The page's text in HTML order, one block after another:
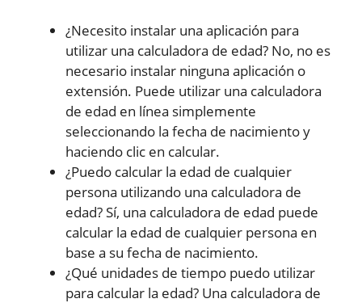
¿Necesito instalar una aplicación para
utilizar una calculadora de edad? No, no es
necesario instalar ninguna aplicación o
extensión. Puede utilizar una calculadora
de edad en línea simplemente
seleccionando la fecha de nacimiento y
haciendo clic en calcular.
¿Puedo calcular la edad de cualquier
persona utilizando una calculadora de
edad? Sí, una calculadora de edad puede
calcular la edad de cualquier persona en
base a su fecha de nacimiento.
¿Qué unidades de tiempo puedo utilizar
para calcular la edad? Una calculadora de